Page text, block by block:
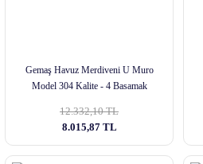
Gemaş Havuz Merdiveni U Muro
Model 304 Kalite - 4 Basamak
12.332,10 TL
8.015,87 TL